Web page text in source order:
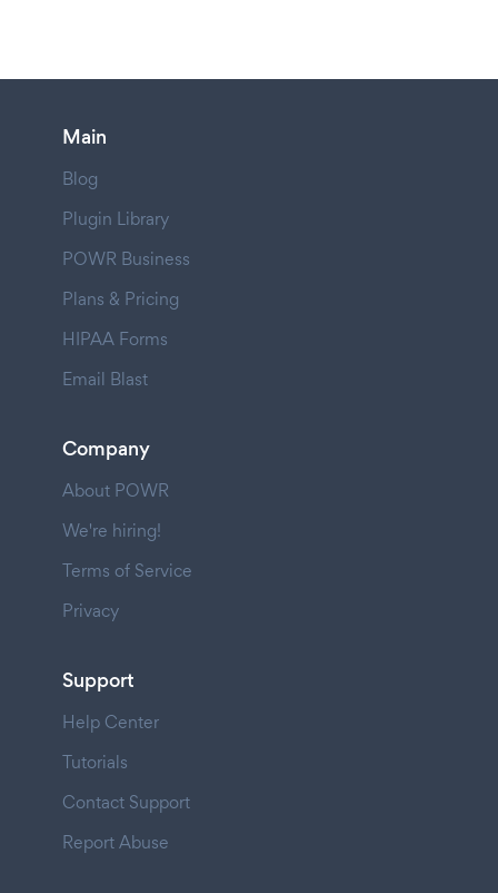
Main
Blog
Plugin Library
POWR Business
Plans & Pricing
HIPAA Forms
Email Blast
Company
About POWR
We're hiring!
Terms of Service
Privacy
Support
Help Center
Tutorials
Contact Support
Report Abuse